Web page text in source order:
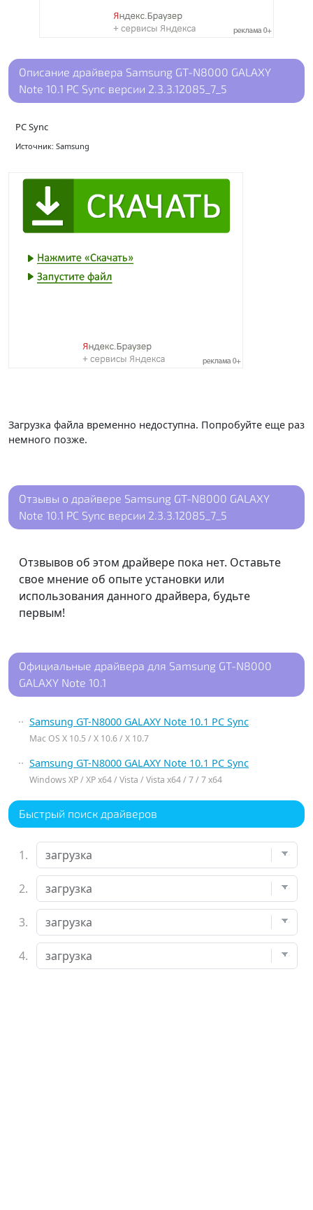
Описание драйвера Samsung GT-N8000 GALAXY
Note 10.1 PC Sync версии 2.3.3.12085_7_5
PC Sync
Источник: Samsung
Загрузка файла временно недоступна. Попробуйте еще раз
немного позже.
Отзывы о драйвере Samsung GT-N8000 GALAXY
Note 10.1 PC Sync версии 2.3.3.12085_7_5
Отзвывов об этом драйвере пока нет. Оставьте
свое мнение об опыте установки или
использования данного драйвера, будьте
первым!
Официальные драйвера для Samsung GT-N8000
GALAXY Note 10.1
Samsung GT-N8000 GALAXY Note 10.1 PC Sync
Mac OS X 10.5 / X 10.6 / X 10.7
Samsung GT-N8000 GALAXY Note 10.1 PC Sync
Windows XP / XP x64 / Vista / Vista x64 / 7 / 7 x64
Быстрый поиск драйверов
1.
2.
3.
4.